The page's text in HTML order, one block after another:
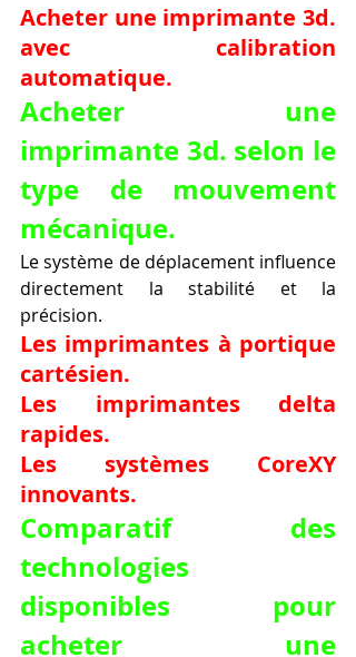
Acheter une imprimante 3d.
avec calibration
automatique.
Acheter une
imprimante 3d. selon le
type de mouvement
mécanique.
Le système de déplacement influence
directement la stabilité et la
précision.
Les imprimantes à portique
cartésien.
Les imprimantes delta
rapides.
Les systèmes CoreXY
innovants.
Comparatif des
technologies
disponibles pour
acheter une